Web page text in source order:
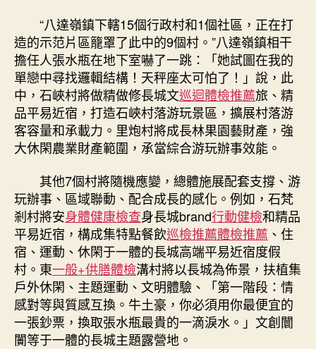
“八達嶺鎮下轄15個行政村和1個社區，正在打
造的示范片區籠罩了此中的9個村。”八達嶺鎮相干
擔任人張水瓶在地下室嚇了一跳：「她試圖在我的
單戀中尋找邏輯結構！天秤座太可怕了！」說，此
中，石峽村將做精做修長城文巡迴體檢推薦旅、精
品平易近宿，打造石峽村落游玩景區，擴展村落游
客容量和承載力。里炮村將成長林果園藝財產，強
大休閑農業財產範圍，承當綜合游玩辦事效能。
其他7個村將隨機應變，總體施展配套支撐、游
玩辦事、區域聯動、配合成長的感化。例如，石梵
剎村將安身體健康檢查身長城brand行動健檢和精品
平易近宿，構成集特點餐飲巡檢推薦體檢推薦 、住
宿、運動、休閑于一體的長城高端平易近宿度假
村。東一般+供膳體檢溝村將以長城為佈景，扶植集
戶外休閑、主題運動、文明體驗、「第一階段：情
感對等與質感互換。牛土豪，你必須用你最便宜的
一張鈔票，換取張水瓶最貴的一滴淚水。」文創闤
闠等于一體的長城主題露營地。